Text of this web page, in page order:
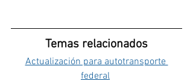
Temas relacionados
Actualización para autotransporte
federal